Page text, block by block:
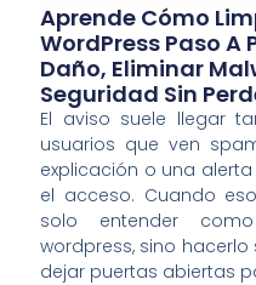
Aprende Cómo
WordPress Paso A
Daño, Eliminar
Seguridad Sin
El aviso suele llegar
usuarios que ven
explicación o una
el acceso. Cuando
solo entender
wordpress, sino
dejar puertas abiertas